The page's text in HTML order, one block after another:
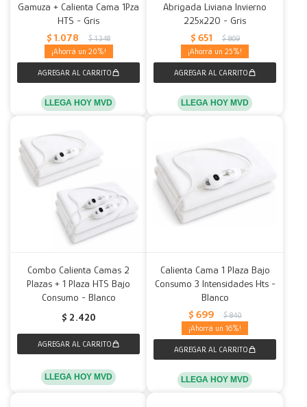
Gamuza + Calienta Cama 1Pza
HTS - Gris
$ 1.078 $ 1.348
20
LLEGA HOY MVD
Abrigada Liviana Invierno
225x220 - Gris
$ 651 $ 869
25
LLEGA HOY MVD
Combo Calienta Camas 2
Plazas + 1 Plaza HTS Bajo
Consumo - Blanco
$ 2.420
LLEGA HOY MVD
Calienta Cama 1 Plaza Bajo
Consumo 3 Intensidades Hts -
Blanco
$ 699 $ 840
16
LLEGA HOY MVD